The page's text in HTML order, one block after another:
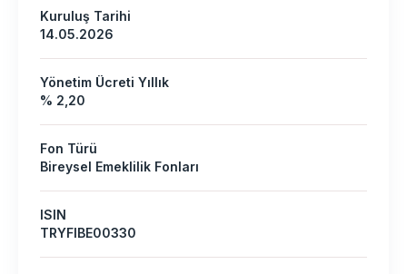
Kuruluş Tarihi
14.05.2026
Yönetim Ücreti Yıllık
% 2,20
Fon Türü
Bireysel Emeklilik Fonları
ISIN
TRYFIBE00330